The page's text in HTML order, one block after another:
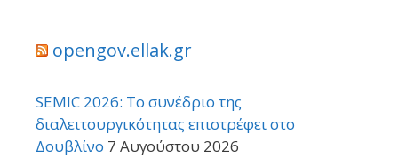
opengov.ellak.gr
SEMIC 2026: Το συνέδριο της
διαλειτουργικότητας επιστρέφει στο
Δουβλίνο 7 Αυγούστου 2026